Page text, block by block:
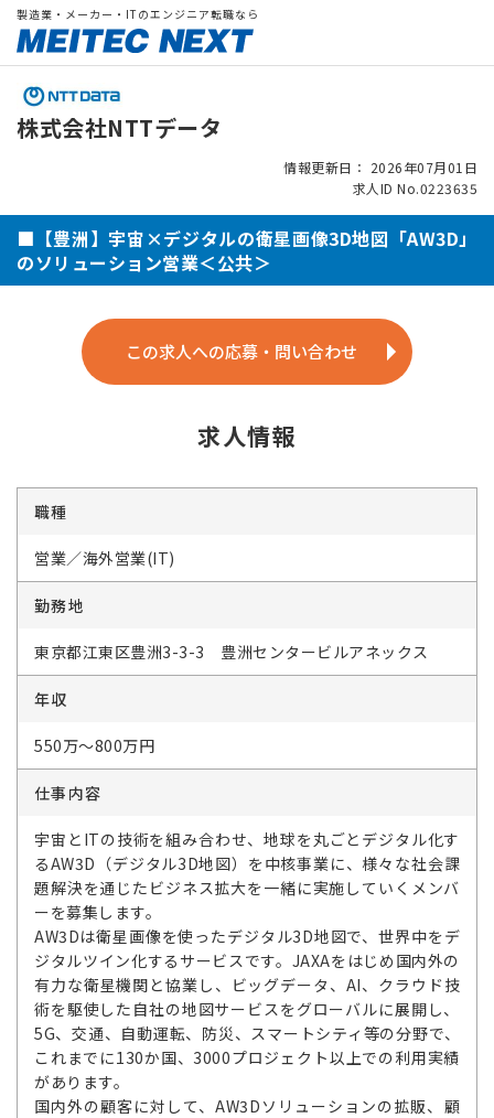
製造業・メーカー・ITのエンジニア転職なら
株式会社NTTデータ
情報更新日： 2026年07月01日
求人ID No.0223635
■【豊洲】宇宙×デジタルの衛星画像3D地図「AW3D」
のソリューション営業＜公共＞
この求人への応募・問い合わせ
求人情報
職種
営業／海外営業(IT)
勤務地
東京都江東区豊洲3-3-3 豊洲センタービルアネックス
年収
550万～800万円
仕事内容
宇宙とITの技術を組み合わせ、地球を丸ごとデジタル化す
るAW3D（デジタル3D地図）を中核事業に、様々な社会課
題解決を通じたビジネス拡大を一緒に実施していくメンバ
ーを募集します。
AW3Dは衛星画像を使ったデジタル3D地図で、世界中をデ
ジタルツイン化するサービスです。JAXAをはじめ国内外の
有力な衛星機関と協業し、ビッグデータ、AI、クラウド技
術を駆使した自社の地図サービスをグローバルに展開し、
5G、交通、自動運転、防災、スマートシティ等の分野で、
これまでに130か国、3000プロジェクト以上での利用実績
があります。
国内外の顧客に対して、AW3Dソリューションの拡販、顧